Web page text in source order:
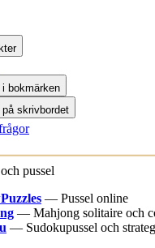
i bokmärken
på skrivbordet
pussel
— Pussel online
— Mahjong solitaire och
— Sudokupussel och